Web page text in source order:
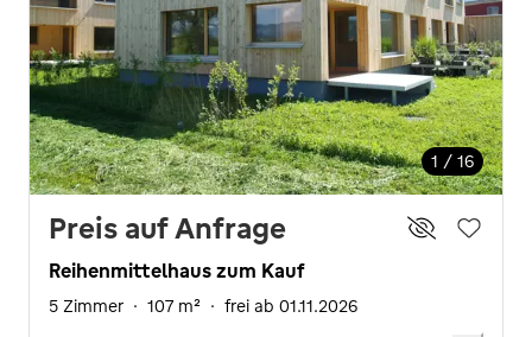
1 / 16
Preis auf Anfrage
Reihenmittelhaus zum Kauf
5 Zimmer · 107 m² · frei ab 01.11.2026